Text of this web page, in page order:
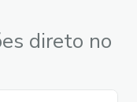
direto no